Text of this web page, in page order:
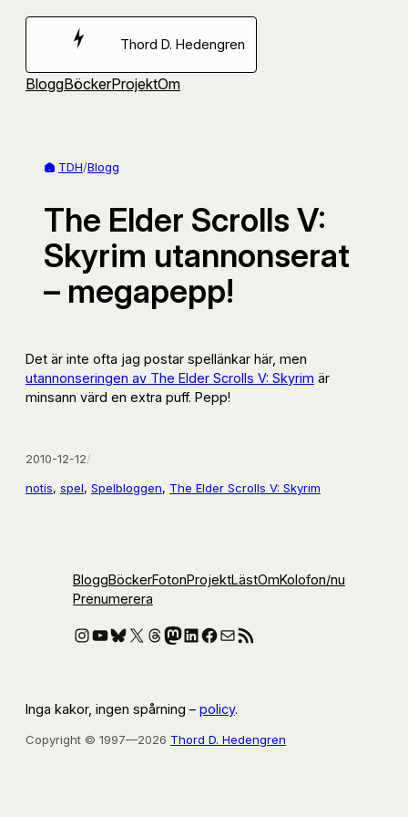
Hoppa
Thord D. Hedengren
BloggBöckerProjektOm
TDH/Blogg
The Elder Scrolls V:
Skyrim utannonserat
– megapepp!
Det är inte ofta jag postar spellänkar här, men
utannonseringen av The Elder Scrolls V: Skyrim är
minsann värd en extra puff. Pepp!
2010-12-12/
notis, spel, Spelbloggen, The Elder Scrolls V: Skyrim
BloggBöckerFotonProjektLästOmKolofon/nu
Prenumerera
Instagram
YouTube
Bluesky
X Threads
Mastodon
LinkedIn
Facebook
E-postRSS-flöde
Inga kakor, ingen spårning – policy.
Copyright © 1997—2026 Thord D. Hedengren